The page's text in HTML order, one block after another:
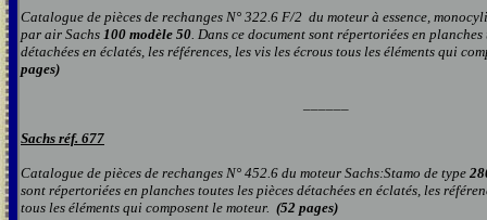
Catalogue de pièces de rechanges N° 322.6 F/2 du moteur à essence,
par air Sachs 100 modèle 50. Dans ce document sont répertoriées en planches
détachées en éclatés, les références, les vis les écrous tous les éléments qui
pages)
Sachs réf. 677
Catalogue de pièces de rechanges N° 452.6 du moteur Sachs:Stamo de type
sont répertoriées en planches toutes les pièces détachées en éclatés, les
tous les éléments qui composent le moteur. (52 pages)